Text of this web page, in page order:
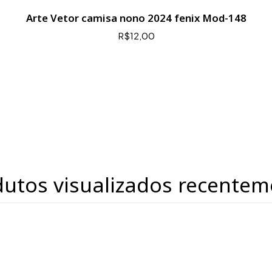
Arte Vetor camisa nono 2024 fenix Mod-148
R$12,00
visualizados